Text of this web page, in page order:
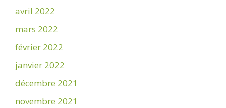
avril 2022
mars 2022
février 2022
janvier 2022
décembre 2021
novembre 2021